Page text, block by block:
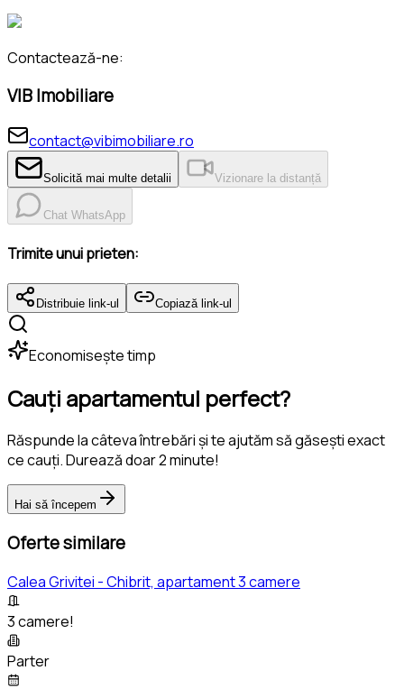
Contactează-ne:
VIB Imobiliare
contact@vibimobiliare.ro
Solicită mai multe detalii Vizionare la distanță
Chat WhatsApp
Trimite unui prieten:
Distribuie link-ul Copiază link-ul
Economisește timp
Cauți apartamentul perfect?
Răspunde la câteva întrebări și te ajutăm să găsești exact
ce cauți. Durează doar 2 minute!
Hai să începem
Oferte similare
Calea Grivitei - Chibrit, apartament 3 camere
3 camere!
Parter